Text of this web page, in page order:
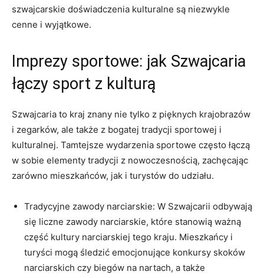
szwajcarskie doświadczenia kulturalne są niezwykle
cenne i wyjątkowe.
Imprezy sportowe: jak‍ Szwajcaria
łączy‍ sport z⁣ kulturą
Szwajcaria to kraj‌ znany nie tylko ⁤z pięknych krajobrazów
i zegarków, ale także z bogatej tradycji sportowej ⁢i⁤
kulturalnej. ‌Tamtejsze wydarzenia⁢ sportowe często łączą‍
w sobie elementy tradycji z nowoczesnością, zachęcając
zarówno mieszkańców, jak i ​turystów do⁢ udziału.
Tradycyjne zawody narciarskie: W Szwajcarii odbywają
się liczne zawody narciarskie, które stanowią ważną
‌część ⁢kultury narciarskiej ​tego kraju. ‌Mieszkańcy i‌
turyści mogą śledzić ​emocjonujące konkursy skoków
narciarskich czy ‍biegów na nartach, ‍a także